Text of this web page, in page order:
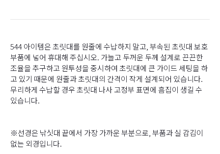
544 아이템은 초릿대를 원줄에 수납하지 말고, 부속된 초릿대 보호
부품에 넣어 휴대해 주십시오. 가늘고 두꺼운 두께 설계로 끈끈한
조율을 추구하고 원투성을 중시하여 초릿대에 큰 가이드 세팅을 하
고 있기 때문에 원줄과 초릿대의 간격이 작게 설계되어 있습니다.
무리하게 수납할 경우 초릿대 나사 고정부 표면에 흠집이 생길 수
있습니다.
※선경은 낚싯대 끝에서 가장 가까운 부분으로, 부품과 실 감김이
없는 외경입니다.